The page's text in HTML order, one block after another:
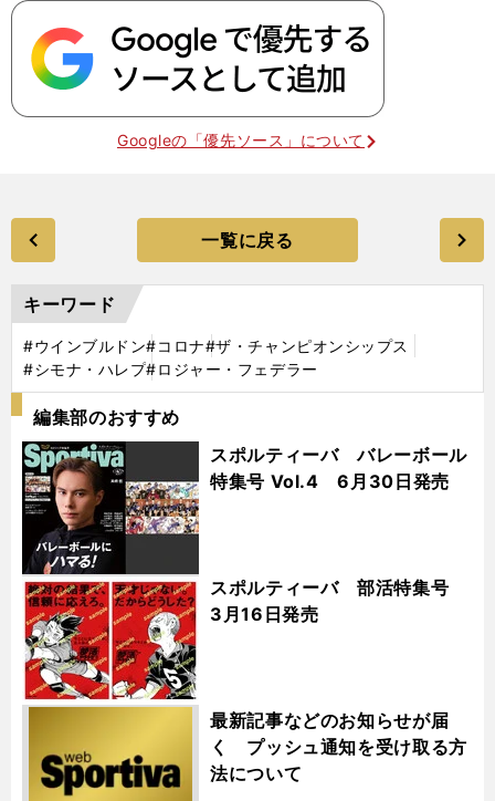
Googleの「優先ソース」について
一覧に戻る
キーワード
#ウインブルドン#コロナ#ザ・チャンピオンシップス
#シモナ・ハレプ#ロジャー・フェデラー
編集部のおすすめ
スポルティーバ バレーボール
特集号 Vol.4 6月30日発売
スポルティーバ 部活特集号
3月16日発売
最新記事などのお知らせが届
く プッシュ通知を受け取る方
法について